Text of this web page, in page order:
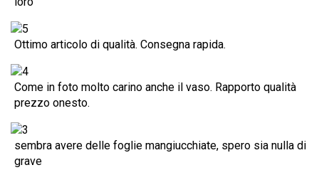
Ottimo articolo di qualità. Consegna rapida.
Come in foto molto carino anche il vaso. Rapporto qualità
prezzo onesto.
sembra avere delle foglie mangiucchiate, spero sia nulla di
grave